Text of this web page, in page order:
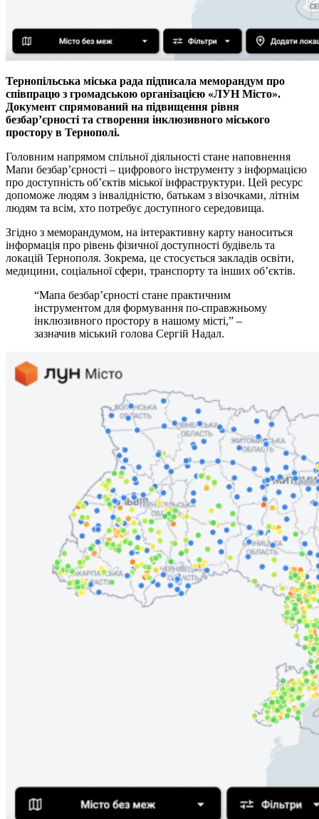
Тернопільська міська рада підписала меморандум про
співпрацю з громадською організацією «ЛУН Місто».
Документ спрямований на підвищення рівня
безбар’єрності та створення інклюзивного міського
простору в Тернополі.
Головним напрямом спільної діяльності стане наповнення
Мапи безбар’єрності – цифрового інструменту з інформацією
про доступність об’єктів міської інфраструктури. Цей ресурс
допоможе людям з інвалідністю, батькам з візочками, літнім
людям та всім, хто потребує доступного середовища.
Згідно з меморандумом, на інтерактивну карту наноситься
інформація про рівень фізичної доступності будівель та
локацій Тернополя. Зокрема, це стосується закладів освіти,
медицини, соціальної сфери, транспорту та інших об’єктів.
“Мапа безбар’єрності стане практичним
інструментом для формування по-справжньому
інклюзивного простору в нашому місті,” –
зазначив міський голова Сергій Надал.